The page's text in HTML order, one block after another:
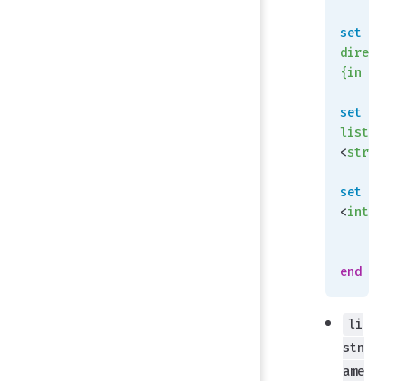
set
direction
{in
set
list
<strin
set
<intege
end
li
stn
ame